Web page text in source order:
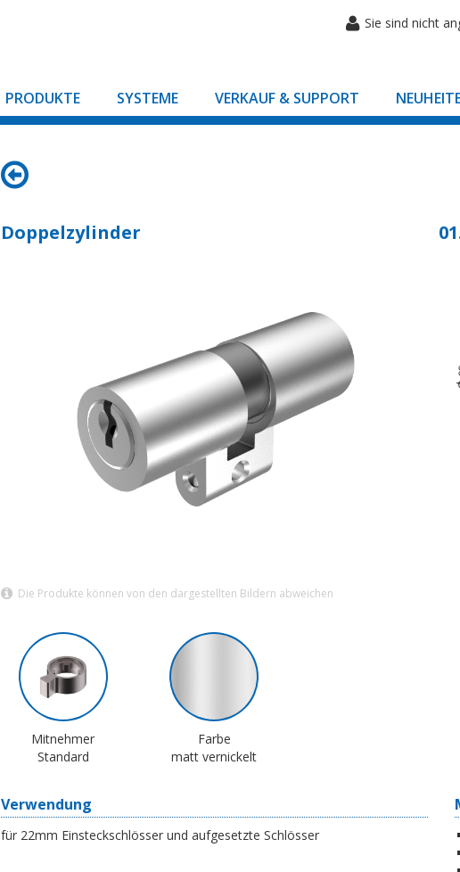
Sie sind nicht
PRODUKTE SYSTEME VERKAUF & SUPPORT
Doppelzylinder
Die Produkte können von den dargestellten Bildern abweichen
Mitnehmer
Standard
Farbe
matt vernickelt
Verwendung
für 22mm Einsteckschlösser und aufgesetzte Schlösser